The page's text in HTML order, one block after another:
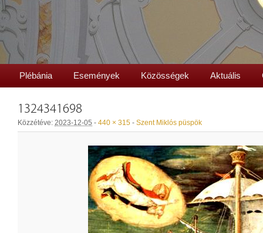
Plébánia Események Közösségek Aktuális
1324341698
Közzétéve: 2023-12-05 - 440 × 315 - Szent Miklós püspök